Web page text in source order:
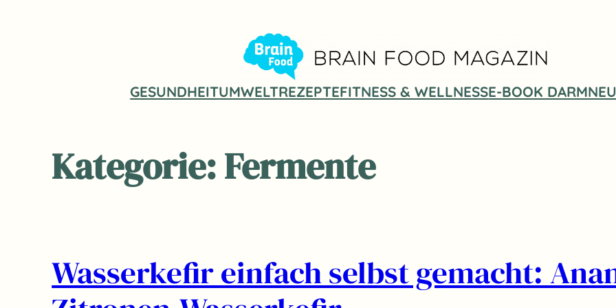
GESUNDHEITUMWELTREZEPTEFITNESS & WELLNESSE-BOOK
Kategorie:Fermente
Wasserkefir einfach selbst gemacht: